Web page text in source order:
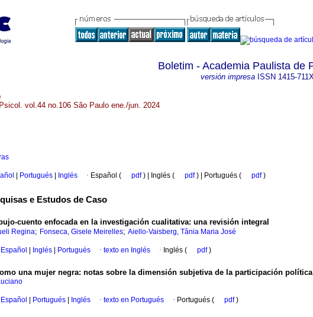
Boletim - Academia Paulista de
versión impresa ISSN 1415-
vol.44 no.106 São Paulo ene./jun. 2024
Portugués Inglés · Español ( pdf) | Inglés ( pdf) | Portugués ( pdf)
e Estudos de Caso
cuento enfocada en la investigación cualitativa: una revisión integral
Regina; Fonseca, Gisele Meirelles; Aiello-Vaisberg, Tânia Maria José
Inglés Portugués · texto en Inglés · Inglés ( pdf)
una mujer negra: notas sobre la dimensión subjetiva de la participación
Portugués Inglés · texto en Portugués · Portugués ( pdf)